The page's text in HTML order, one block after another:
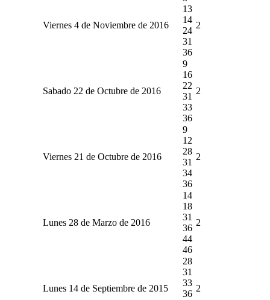
Viernes 4 de Noviembre de 2016
13
14
24
31
36
2
Sabado 22 de Octubre de 2016
9
16
22
31
33
36
2
Viernes 21 de Octubre de 2016
9
12
28
31
34
36
2
Lunes 28 de Marzo de 2016
14
18
31
36
44
46
2
Lunes 14 de Septiembre de 2015
28
31
33
36
2